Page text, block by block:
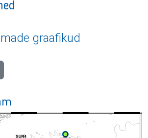
graafikud